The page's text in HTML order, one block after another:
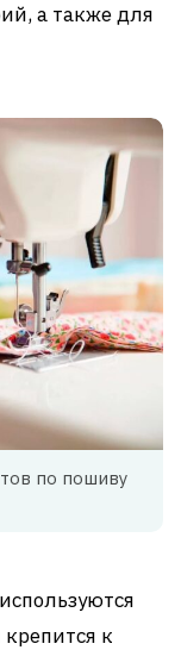
а также для
по пошиву
к